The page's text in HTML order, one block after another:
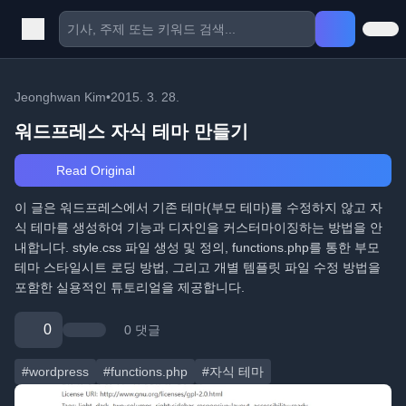
Jeonghwan Kim•2015. 3. 28.
워드프레스 자식 테마 만들기
Read Original
이 글은 워드프레스에서 기존 테마(부모 테마)를 수정하지 않고 자
식 테마를 생성하여 기능과 디자인을 커스터마이징하는 방법을 안
내합니다. style.css 파일 생성 및 정의, functions.php를 통한 부모
테마 스타일시트 로딩 방법, 그리고 개별 템플릿 파일 수정 방법을
포함한 실용적인 튜토리얼을 제공합니다.
0 0 댓글
#wordpress #functions.php #자식 테마